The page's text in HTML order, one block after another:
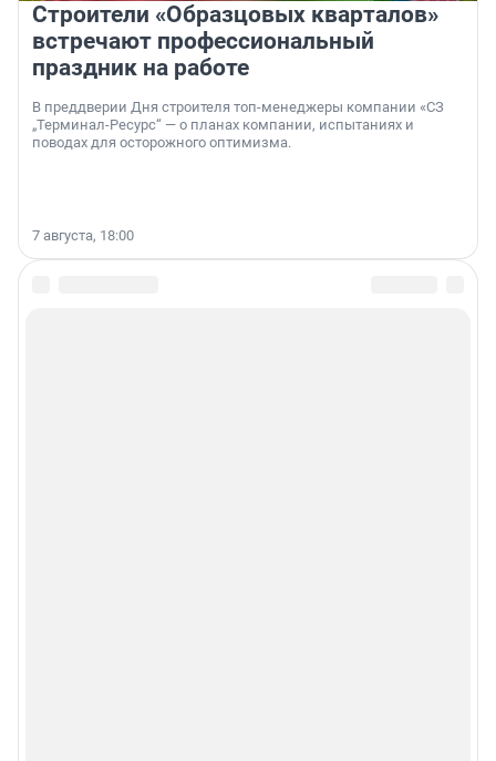
Строители «Образцовых кварталов»
встречают профессиональный
праздник на работе
В преддверии Дня строителя топ-менеджеры компании «СЗ
„Терминал-Ресурс“ — о планах компании, испытаниях и
поводах для осторожного оптимизма.
7 августа, 18:00